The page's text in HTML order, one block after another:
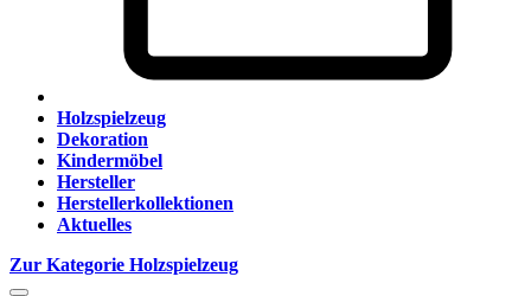
Holzspielzeug
Dekoration
Kindermöbel
Hersteller
Herstellerkollektionen
Aktuelles
Zur Kategorie Holzspielzeug